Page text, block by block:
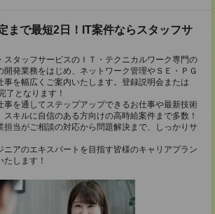
まで最短2日！IT案件ならスタッフサ
スタッフサービスのＩＴ・テクニカルワーク専門の
開発業務をはじめ、ネットワーク管理やＳＥ・ＰＧ
事を幅広くご案内いたします。登録説明会または
了となります！
事を通してステップアップできるお仕事や最新技術
スキルに自信のある方向けの高時給案件まで多数！
担当がご相談の対応から問題解決まで、しっかりサ
ニアのエキスパートを目指す皆様のキャリアプラン
します！